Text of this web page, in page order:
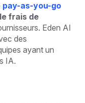
pay-as-you-go
frais de
Eden AI
des
ayant un
IA.